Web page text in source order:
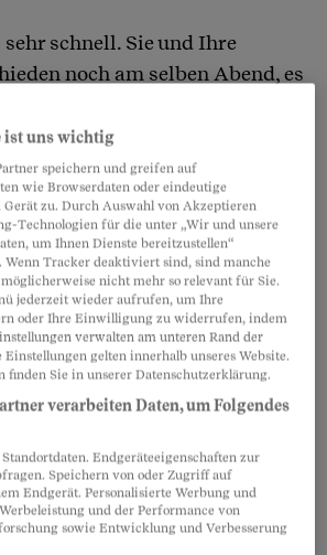
schnell. Sie und Ihre
noch am selben Abend, es
noch selten nach Hause. Die
zwar nicht riesig, aber bietet
zwei Zimmer zur
ist uns wichtig
speichern und greifen auf
wie Browserdaten oder eindeutige
zu. Durch Auswahl von Akzeptieren
Technologien für die unter „Wir und unsere
um Ihnen Dienste bereitzustellen“
Tracker deaktiviert sind, sind manche
nicht mehr so relevant für Sie.
jederzeit wieder aufrufen, um Ihre
oder Ihre Einwilligung zu widerrufen, indem
verwalten am unteren Rand der
gelten innerhalb unseres Website.
finden Sie in unserer Datenschutzerklärung.
verarbeiten Daten, um Folgendes
Endgeräteeigenschaften zur
Speichern von oder Zugriff auf
Endgerät. Personalisierte Werbung und
und der Performance von
sowie Entwicklung und Verbesserung